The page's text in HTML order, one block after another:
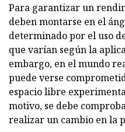
Para garantizar un
deben montarse en el
determinado por el uso
que varían según la
embargo, en el mundo
puede verse
espacio libre
motivo, se debe
realizar un cambio en la